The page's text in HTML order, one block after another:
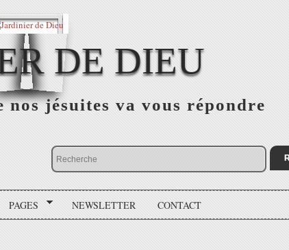
DE DIEU
nos jésuites va vous répondre
PAGES NEWSLETTER CONTACT